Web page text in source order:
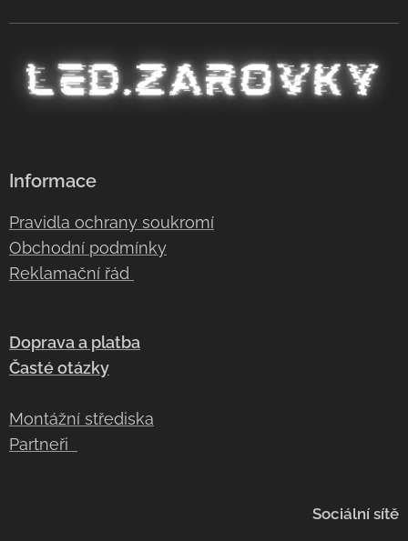
Informace
Pravidla ochrany soukromí
Obchodní podmínky
Reklamační řád
Doprava a platba
Časté otázky
Montážní střediska
Partneři
Sociální sítě